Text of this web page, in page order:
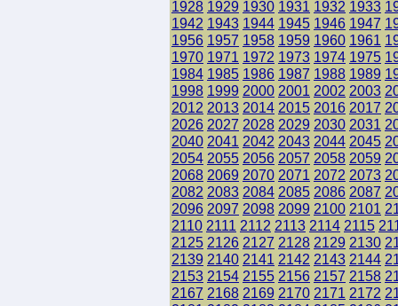
1928 1929 1930 1931 1932 1933
1942 1943 1944 1945 1946 1947
1956 1957 1958 1959 1960 1961
1970 1971 1972 1973 1974 1975
1984 1985 1986 1987 1988 1989
1998 1999 2000 2001 2002 2003
2012 2013 2014 2015 2016 2017
2026 2027 2028 2029 2030 2031
2040 2041 2042 2043 2044 2045
2054 2055 2056 2057 2058 2059
2068 2069 2070 2071 2072 2073
2082 2083 2084 2085 2086 2087
2096 2097 2098 2099 2100 2101
2110 2111 2112 2113 2114 2115
2125 2126 2127 2128 2129 2130
2139 2140 2141 2142 2143 2144
2153 2154 2155 2156 2157 2158
2167 2168 2169 2170 2171 2172